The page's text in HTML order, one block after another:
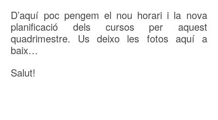
D’aquí poc pengem el nou horari i la nova
planificació dels cursos per aquest
quadrimestre. Us deixo les fotos aquí a
baix…
Salut!